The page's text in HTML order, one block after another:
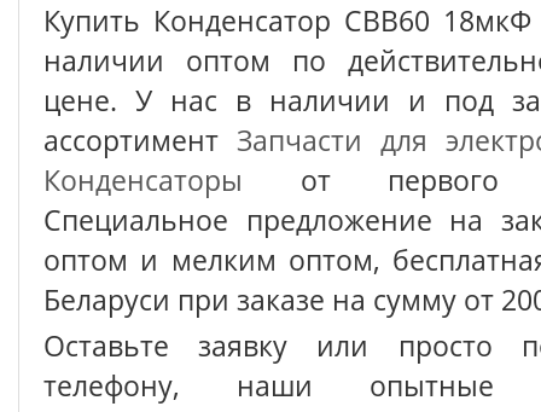
Купить Конденсатор СВВ60
наличии оптом по
цене. У нас в наличии и под
ассортимент Запчасти для
Конденсаторы от первого
Специальное предложение на
оптом и мелким оптом,
Беларуси при заказе на сумму от
Оставьте заявку или просто
телефону, наши опытные